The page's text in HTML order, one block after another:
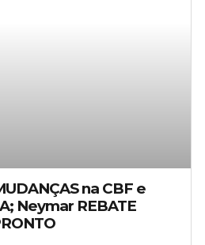
na CBF e
Neymar REBATE